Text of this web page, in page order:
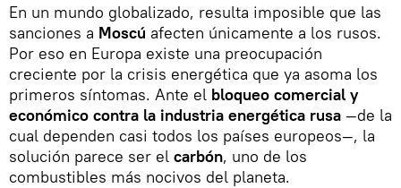
En un mundo globalizado, resulta imposible que las
sanciones a Moscú afecten únicamente a los rusos.
Por eso en Europa existe una preocupación
creciente por la crisis energética que ya asoma los
primeros síntomas. Ante el bloqueo comercial y
económico contra la industria energética rusa —de la
cual dependen casi todos los países europeos—, la
solución parece ser el carbón, uno de los
combustibles más nocivos del planeta.